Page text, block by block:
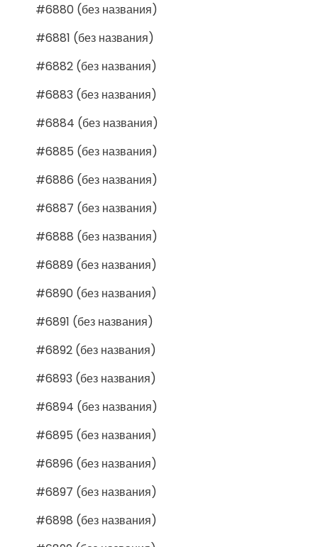
#6880 (без названия)
#6881 (без названия)
#6882 (без названия)
#6883 (без названия)
#6884 (без названия)
#6885 (без названия)
#6886 (без названия)
#6887 (без названия)
#6888 (без названия)
#6889 (без названия)
#6890 (без названия)
#6891 (без названия)
#6892 (без названия)
#6893 (без названия)
#6894 (без названия)
#6895 (без названия)
#6896 (без названия)
#6897 (без названия)
#6898 (без названия)